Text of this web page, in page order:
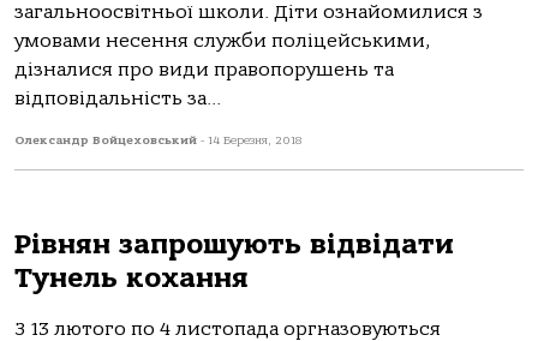
загальноосвітньої школи. Діти ознайомилися з
умовами несення служби поліцейськими,
дізналися про види правопорушень та
відповідальність за...
Олександр Войцеховський - 14 Березня, 2018
Рівнян запрошують відвідати
Тунель кохання
З 13 лютого по 4 листопада оргназовуються